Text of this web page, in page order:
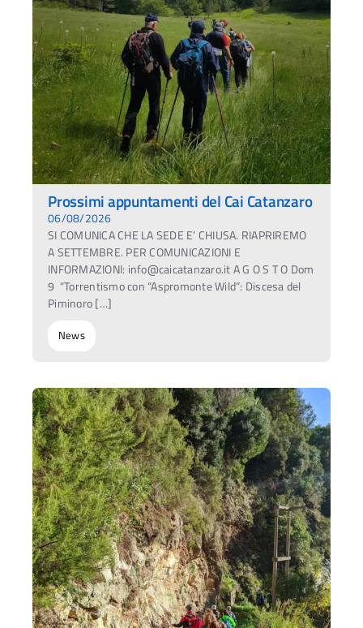
Prossimi appuntamenti del Cai Catanzaro
06/08/2026
SI COMUNICA CHE LA SEDE E’ CHIUSA. RIAPRIREMO
A SETTEMBRE. PER COMUNICAZIONI E
INFORMAZIONI: info@caicatanzaro.it A G O S T O Dom
9 “Torrentismo con “Aspromonte Wild”: Discesa del
Piminoro […]
News